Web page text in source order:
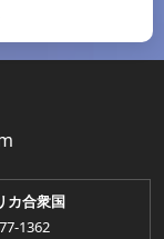
カ合衆国
1362